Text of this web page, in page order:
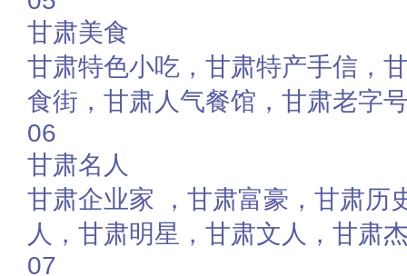
甘肃美食
甘肃特色小吃，甘肃特产手信，
食街，甘肃人气餐馆，甘肃老字
06
甘肃名人
甘肃企业家 ，甘肃富豪，甘肃历
人，甘肃明星，甘肃文人，甘肃
07